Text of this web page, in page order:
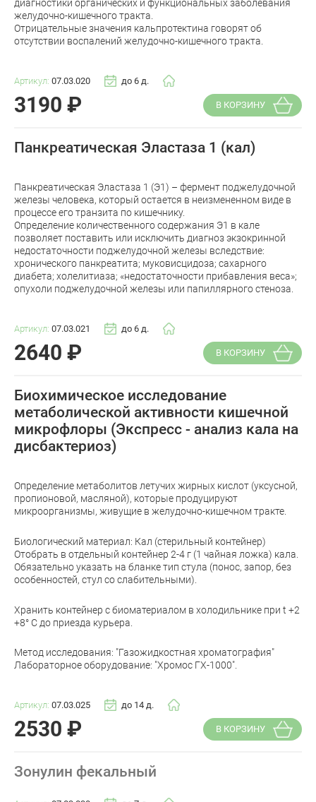
диагностики органических и функциональных заболевания
желудочно-кишечного тракта.
Отрицательные значения кальпротектина говорят об
отсутствии воспалений желудочно-кишечного тракта.
Артикул: 07.03.020 до 6 д.
3190 ₽ В КОРЗИНУ
Панкреатическая Эластаза 1 (кал)
Панкреатическая Эластаза 1 (Э1) – фермент поджелудочной
железы человека, который остается в неизмененном виде в
процессе его транзита по кишечнику.
Определение количественного содержания Э1 в кале
позволяет поставить или исключить диагноз экзокринной
недостаточности поджелудочной железы вследствие:
хронического панкреатита; муковисцидоза; сахарного
диабета; холелитиаза; «недостаточности прибавления веса»;
опухоли поджелудочной железы или папиллярного стеноза.
Артикул: 07.03.021 до 6 д.
2640 ₽ В КОРЗИНУ
Биохимическое исследование
метаболической активности кишечной
микрофлоры (Экспресс - анализ кала на
дисбактериоз)
Определение метаболитов летучих жирных кислот (уксусной,
пропионовой, масляной), которые продуцируют
микроорганизмы, живущие в желудочно-кишечном тракте.
Биологический материал: Кал (стерильный контейнер)
Отобрать в отдельный контейнер 2-4 г (1 чайная ложка) кала.
Обязательно указать на бланке тип стула (понос, запор, без
особенностей, стул со слабительными).
Хранить контейнер с биоматериалом в холодильнике при t +2
+8° С до приезда курьера.
Метод исследования: "Газожидкостная хроматография"
Лабораторное оборудование: "Хромос ГХ-1000".
Артикул: 07.03.025 до 14 д.
2530 ₽ В КОРЗИНУ
Зонулин фекальный